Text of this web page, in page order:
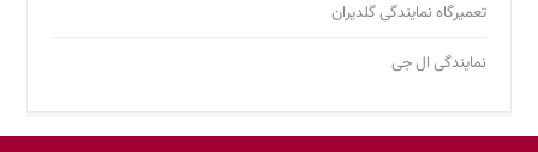
تعمیرگاه نمایندگی گلدیران
نمایندگی ال جی